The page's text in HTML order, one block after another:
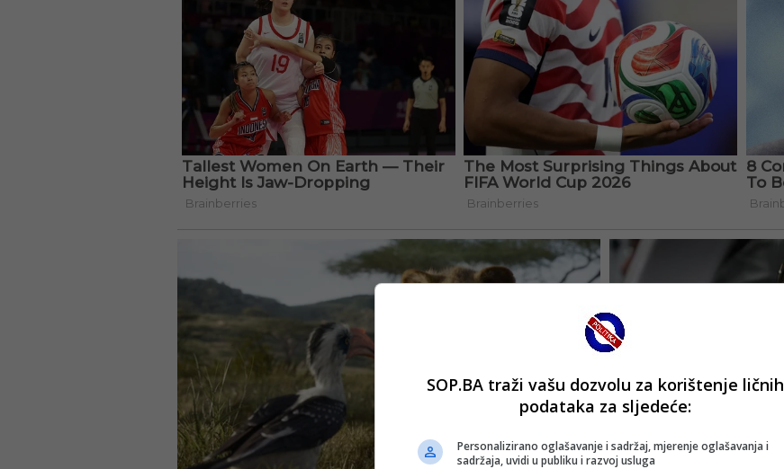
SOP.BA traži vašu dozvolu za korištenje ličnih
podataka za sljedeće:
Personalizirano oglašavanje i sadržaj, mjerenje oglašavanja i
sadržaja, uvidi u publiku i razvoj usluga